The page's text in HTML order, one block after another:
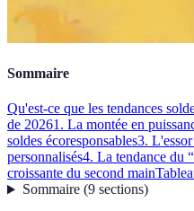
Sommaire
Qu'est-ce que les tendances
de 20261. La montée en
soldes écoresponsables3. L'essor
personnalisés4. La tendance du
croissante du second main
Sommaire(9 sections)